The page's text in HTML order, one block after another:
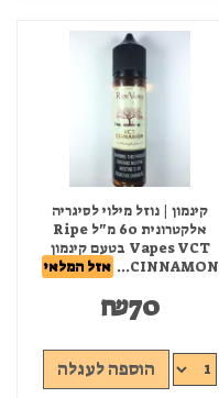
קינמון | נוזל מילוי לסיגריה
אלקטרונית 60 מ"ל Ripe
Vapes VCT בטעם קינמון
CINNAMON...
אזל המלאי
₪70
הוספה לעגלה